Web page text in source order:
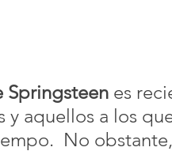
Springsteen es
y aquellos a los
No obstante,